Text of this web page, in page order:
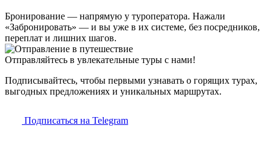
Бронирование — напрямую у туроператора. Нажали
«Забронировать» — и вы уже в их системе, без посредников,
переплат и лишних шагов.
Отправляйтесь в увлекательные туры с нами!
Подписывайтесь, чтобы первыми узнавать о горящих турах,
выгодных предложениях и уникальных маршрутах.
Подписаться на Telegram